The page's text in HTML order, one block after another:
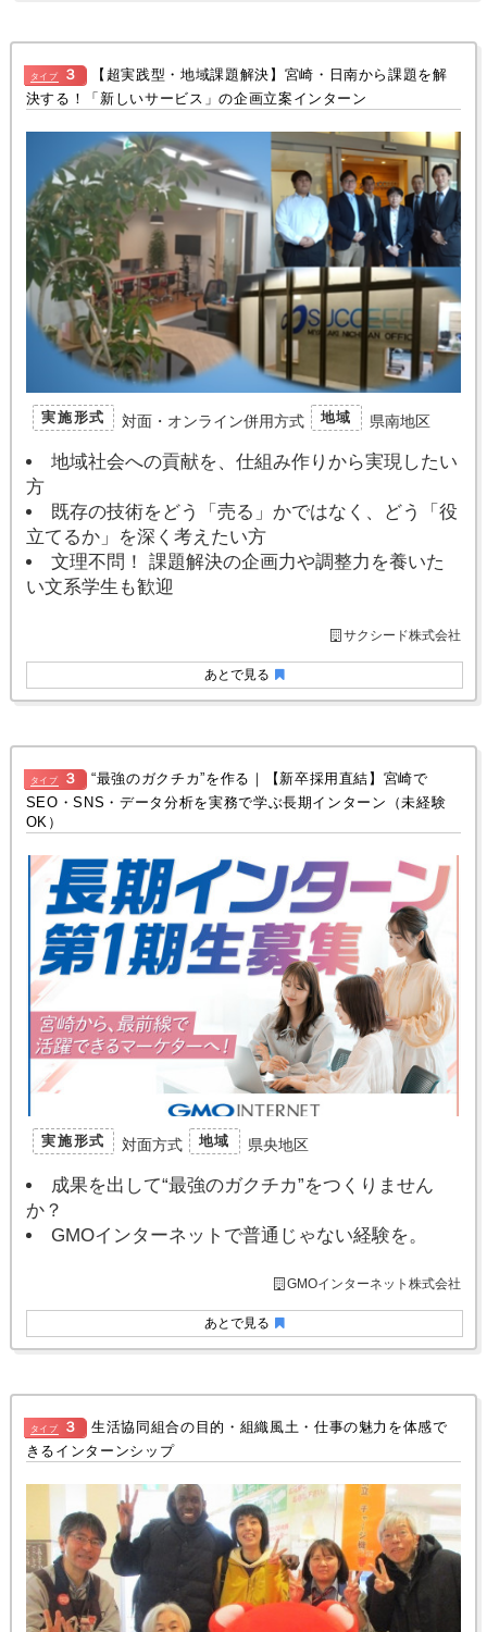
タイプ ３
【超実践型・地域課題解決】宮崎・日南から課題を解
決する！「新しいサービス」の企画立案インターン
あとで見る
実施形式 対面・オンライン併用方式 地域 県南地区
地域社会への貢献を、仕組み作りから実現したい
方
既存の技術をどう「売る」かではなく、どう「役
立てるか」を深く考えたい方
文理不問！ 課題解決の企画力や調整力を養いた
い文系学生も歓迎
サクシード株式会社
タイプ ３
“最強のガクチカ”を作る｜【新卒採用直結】宮崎で
SEO・SNS・データ分析を実務で学ぶ長期インターン（未経験
OK）
あとで見る
実施形式 対面方式 地域 県央地区
成果を出して“最強のガクチカ”をつくりません
か？
GMOインターネットで普通じゃない経験を。
GMOインターネット株式会社
タイプ ３
生活協同組合の目的・組織風土・仕事の魅力を体感で
きるインターンシップ